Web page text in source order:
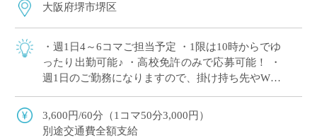
大阪府堺市堺区
・週1日4～6コマご担当予定 ・1限は10時からでゆ
ったり出勤可能♪ ・高校免許のみで応募可能！ ・
週1日のご勤務になりますので、掛け持ち先やWワ
校で、ピカピカな校舎で働きま […]
3,600円/60分（1コマ50分3,000円）
別途交通費全額支給